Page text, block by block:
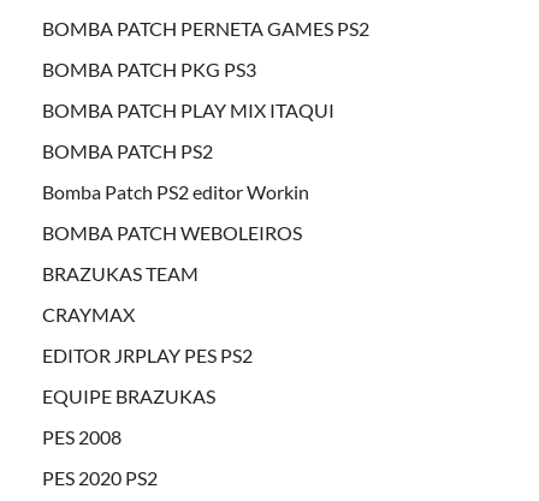
BOMBA PATCH PERNETA GAMES PS2
BOMBA PATCH PKG PS3
BOMBA PATCH PLAY MIX ITAQUI
BOMBA PATCH PS2
Bomba Patch PS2 editor Workin
BOMBA PATCH WEBOLEIROS
BRAZUKAS TEAM
CRAYMAX
EDITOR JRPLAY PES PS2
EQUIPE BRAZUKAS
PES 2008
PES 2020 PS2